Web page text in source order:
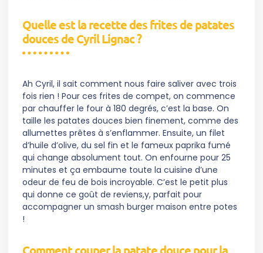
Quelle est la recette des frites de patates
douces de Cyril Lignac ?
Ah Cyril, il sait comment nous faire saliver avec trois
fois rien ! Pour ces frites de compet, on commence
par chauffer le four à 180 degrés, c’est la base. On
taille les patates douces bien finement, comme des
allumettes prêtes à s’enflammer. Ensuite, un filet
d’huile d’olive, du sel fin et le fameux paprika fumé
qui change absolument tout. On enfourne pour 25
minutes et ça embaume toute la cuisine d’une
odeur de feu de bois incroyable. C’est le petit plus
qui donne ce goût de reviens,y, parfait pour
accompagner un smash burger maison entre potes
!
Comment couper la patate douce pour la